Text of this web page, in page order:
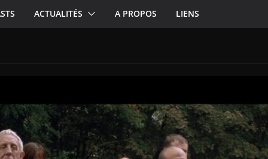
ACTUALITÉS A PROPOS LIENS